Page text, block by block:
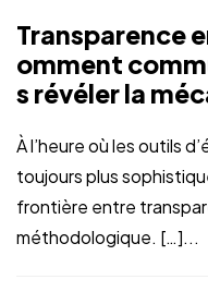
Transparence
omment
s révéler la
À l’heure où les outils
toujours plus
frontière entre
méthodologique. […]...